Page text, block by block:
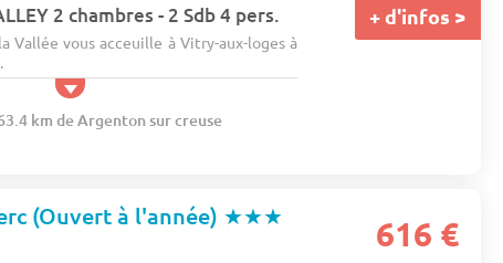
2 chambres - 2 Sdb 4 pers.
Vallée vous acceuille à Vitry-aux-loges à
km de Argenton sur creuse
+ d'infos >
(Ouvert à l'année) ★★★ 616 €